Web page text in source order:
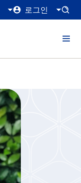
로그인